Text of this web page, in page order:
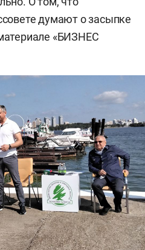
думают о засыпке
«БИЗНЕС